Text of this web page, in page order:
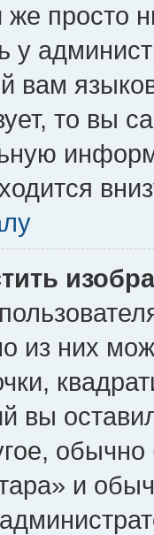
просто
у
вам
то вы
из них
вы
и